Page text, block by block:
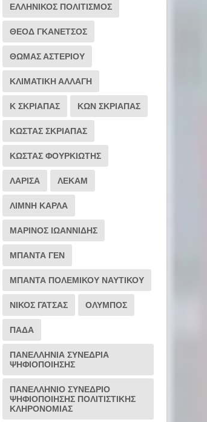
ΕΛΛΗΝΙΚΟΣ ΠΟΛΙΤΙΣΜΟΣ
ΘΕΟΔ ΓΚΑΝΕΤΣΟΣ
ΘΩΜΑΣ ΑΣΤΕΡΙΟΥ
ΚΛΙΜΑΤΙΚΗ ΑΛΛΑΓΗ
Κ ΣΚΡΙΑΠΑΣ ΚΩΝ ΣΚΡΙΑΠΑΣ
ΚΩΣΤΑΣ ΣΚΡΙΑΠΑΣ
ΚΩΣΤΑΣ ΦΟΥΡΚΙΩΤΗΣ
ΛΑΡΙΣΑ ΛΕΚΑΜ
ΛΙΜΝΗ ΚΑΡΛΑ
ΜΑΡΙΝΟΣ ΙΩΑΝΝΙΔΗΣ
ΜΠΑΝΤΑ ΓΕΝ
ΜΠΑΝΤΑ ΠΟΛΕΜΙΚΟΥ ΝΑΥΤΙΚΟΥ
ΝΙΚΟΣ ΓΑΤΣΑΣ ΟΛΥΜΠΟΣ
ΠΑΔΑ
ΠΑΝΕΛΛΗΝΙΑ ΣΥΝΕΔΡΙΑ
ΨΗΦΙΟΠΟΙΗΣΗΣ
ΠΑΝΕΛΛΗΝΙΟ ΣΥΝΕΔΡΙΟ
ΨΗΦΙΟΠΟΙΗΣΗΣ ΠΟΛΙΤΙΣΤΙΚΗΣ
ΚΛΗΡΟΝΟΜΙΑΣ